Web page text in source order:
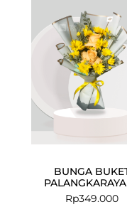
BUNGA
PALANGKARAYA
Rp349.000